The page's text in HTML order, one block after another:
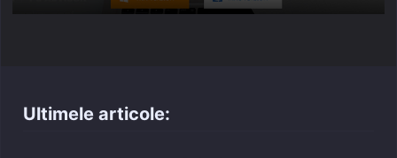
Ultimele articole: